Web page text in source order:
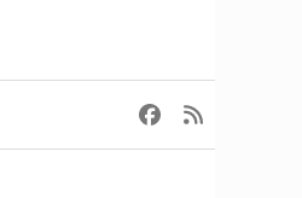
Facebook
RSS